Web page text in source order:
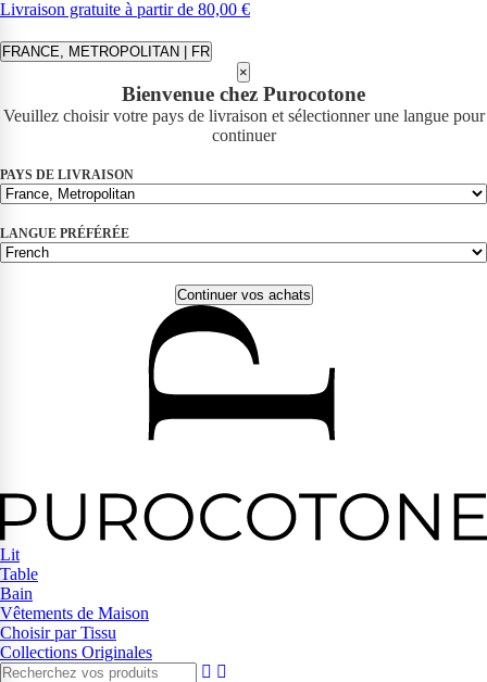
Livraison gratuite à partir de 80,00 €
FRANCE, METROPOLITAN | FR
×
Bienvenue chez Purocotone
Veuillez choisir votre pays de livraison et sélectionner une langue pour
continuer
PAYS DE LIVRAISON
LANGUE PRÉFÉRÉE
Continuer vos achats
Lit
Table
Bain
Vêtements de Maison
Choisir par Tissu
Collections Originales